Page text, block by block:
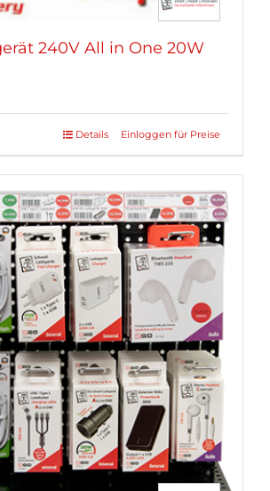
240V All in One 20W
Einloggen für Preise
Details